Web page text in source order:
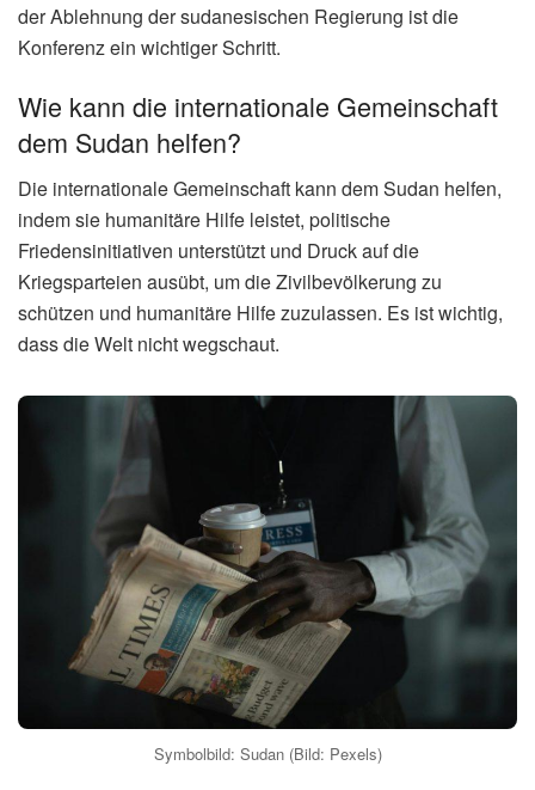
der Ablehnung der sudanesischen Regierung ist die
Konferenz ein wichtiger Schritt.
Wie kann die internationale Gemeinschaft
dem Sudan helfen?
Die internationale Gemeinschaft kann dem Sudan helfen,
indem sie humanitäre Hilfe leistet, politische
Friedensinitiativen unterstützt und Druck auf die
Kriegsparteien ausübt, um die Zivilbevölkerung zu
schützen und humanitäre Hilfe zuzulassen. Es ist wichtig,
dass die Welt nicht wegschaut.
Symbolbild: Sudan (Bild: Pexels)